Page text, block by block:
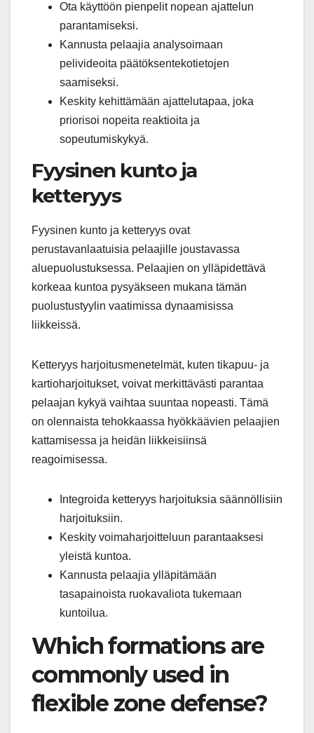
Ota käyttöön pienpelit nopean ajattelun
parantamiseksi.
Kannusta pelaajia analysoimaan
pelivideoita päätöksentekotietojen
saamiseksi.
Keskity kehittämään ajattelutapaa, joka
priorisoi nopeita reaktioita ja
sopeutumiskykyä.
Fyysinen kunto ja
ketteryys
Fyysinen kunto ja ketteryys ovat
perustavanlaatuisia pelaajille joustavassa
aluepuolustuksessa. Pelaajien on ylläpidettävä
korkeaa kuntoa pysyäkseen mukana tämän
puolustustyylin vaatimissa dynaamisissa
liikkeissä.
Ketteryys harjoitusmenetelmät, kuten tikapuu- ja
kartioharjoitukset, voivat merkittävästi parantaa
pelaajan kykyä vaihtaa suuntaa nopeasti. Tämä
on olennaista tehokkaassa hyökkäävien pelaajien
kattamisessa ja heidän liikkeisiinsä
reagoimisessa.
Integroida ketteryys harjoituksia säännöllisiin
harjoituksiin.
Keskity voimaharjoitteluun parantaaksesi
yleistä kuntoa.
Kannusta pelaajia ylläpitämään
tasapainoista ruokavaliota tukemaan
kuntoilua.
Which formations are
commonly used in
flexible zone defense?